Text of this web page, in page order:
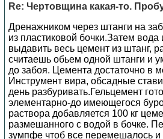
Re: Чертовщина какая-то.
Дренажником через штанги на
из пластиковой бочки.Затем вода
выдавить весь цемент из штанг,
считаешь обьем одной штанги и
до забоя. Цемента достаточно в
Инструмент вира, обсадные
день разбуривать.Гельцемент
элементарно-до имеющегося
раствора добавляется 100 кг
размешанного с водой в бочке.
зумпфе чтоб все перемешалось и